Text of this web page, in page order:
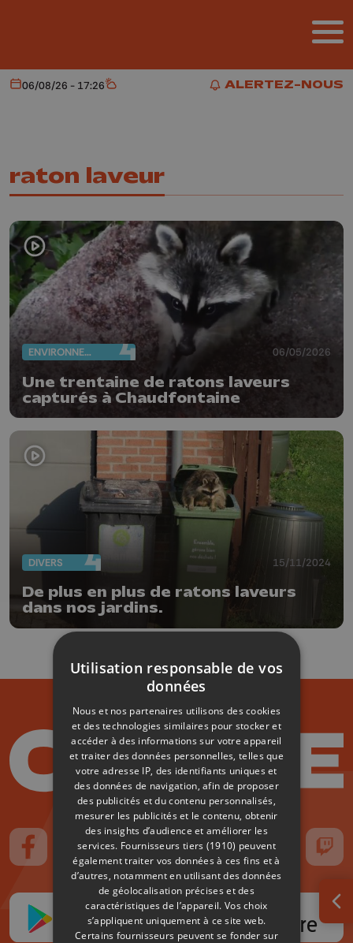
ALERTEZ-NOUS
ALERTEZ-NOUS
Aujourd'hui
06/08/26 - 17:26 Météo
raton laveur
ENVIRONNEMENT 06/05/2026
Une trentaine de ratons laveurs
capturés à Chaudfontaine
DIVERS 15/11/2024
De plus en plus de ratons laveurs
dans nos jardins.
Suivez-nous sur FaceBook
Suivez-nous sur Instagram
Suivez-nous sur TikTok
Suivez-nous sur YouTube
Suivez-nous
Utilisation responsable de vos
données
Nous et nos partenaires utilisons des cookies
et des technologies similaires pour stocker et
accéder à des informations sur votre appareil
et traiter des données personnelles, telles que
votre adresse IP, des identifiants uniques et
des données de navigation, afin de proposer
des publicités et du contenu personnalisés,
mesurer les publicités et le contenu, obtenir
des insights d’audience et améliorer les
services. Fournisseurs tiers (1910) peuvent
également traiter vos données à ces fins et à
d’autres, notamment en utilisant des données
de géolocalisation précises et des
caractéristiques de l’appareil. Vos choix
s’appliquent uniquement à ce site web.
Certains fournisseurs peuvent se fonder sur